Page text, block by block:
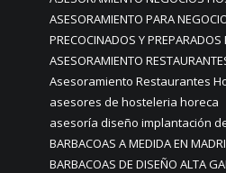
ASESORAMIENTO PARA
PRECOCINADOS Y PREPARADOS
ASESORAMIENTO
Asesoramiento Restaurantes
asesores de hosteleria horeca
asesoría diseño implantación
BARBACOAS A MEDIDA EN
BARBACOAS DE DISEÑO ALTA